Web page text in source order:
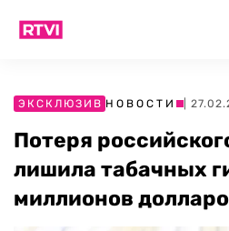
ЭКСКЛЮЗИВ НОВОСТИ |
Потеря
лишила табачных
миллионов